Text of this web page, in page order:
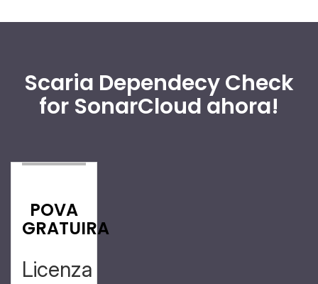
Scaria Dependecy Check
for SonarCloud ahora!
POVA
GRATUIRA
Licenza